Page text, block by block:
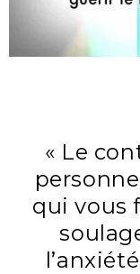
« Le
qui vous